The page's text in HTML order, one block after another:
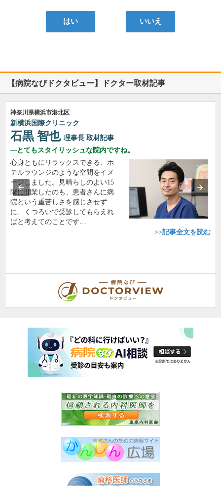
はい いいえ
【病院なびドクタビュー】ドクター取材記事
神奈川県横浜市港北区
新横浜国際クリニック
石黒 智也 理事長 取材記事
とてもスタイリッシュな院内ですね。
心身ともにリラックスできる、ホ
テルラウンジのような空間をイメ
ージしました。見晴らしのよい15
階に開業したのも、患者さんに病
院という重苦しさを感じさせず
に、くつろいで受診してもらえれ
ばと考えてのことです…
>>記事全文を読む